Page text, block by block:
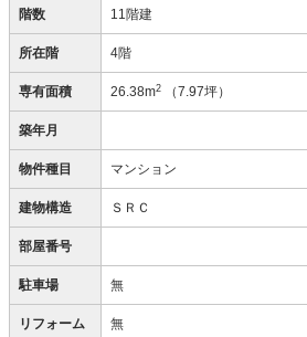
階数 11階建
所在階 4階
専有面積 26.38m2 （7.97坪）
築年月
物件種目 マンション
建物構造 ＳＲＣ
部屋番号
駐車場 無
リフォーム 無